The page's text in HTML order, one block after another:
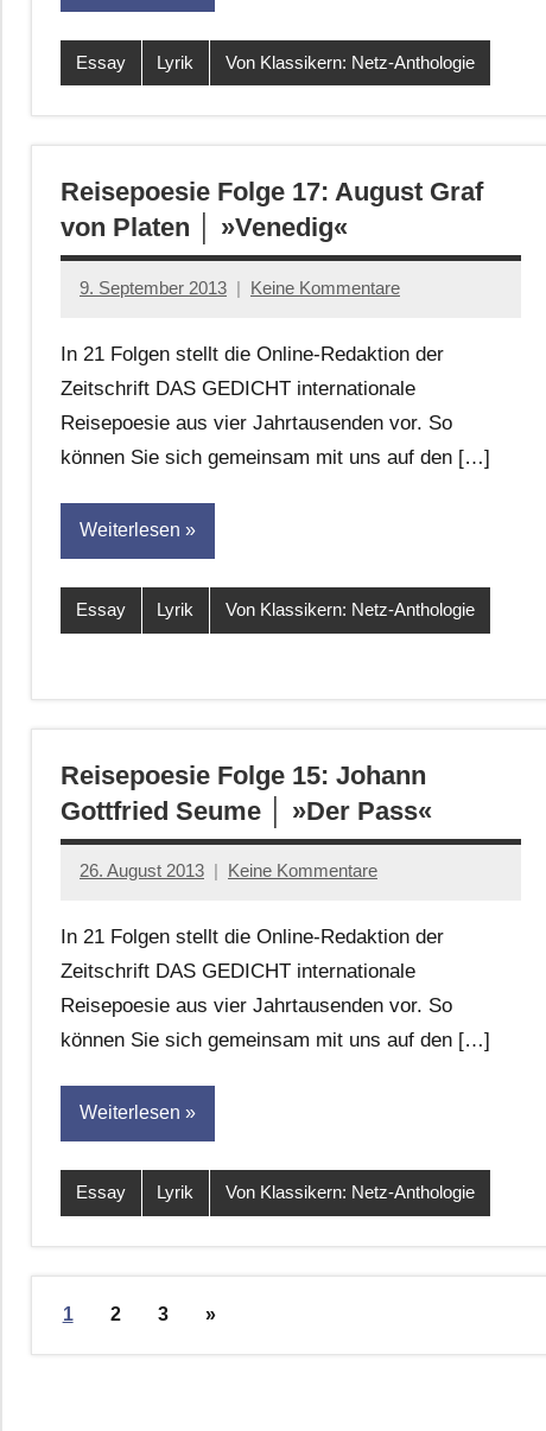
Essay Lyrik Von Klassikern: Netz-Anthologie
Reisepoesie Folge 17: August Graf
von Platen │ »Venedig«
9. September 2013
Anton
Leitner
Keine Kommentare
In 21 Folgen stellt die Online-Redaktion der
Zeitschrift DAS GEDICHT internationale
Reisepoesie aus vier Jahrtausenden vor. So
können Sie sich gemeinsam mit uns auf den […]
Weiterlesen
Essay Lyrik Von Klassikern: Netz-Anthologie
Reisepoesie Folge 15: Johann
Gottfried Seume │ »Der Pass«
26. August 2013
Anton
Leitner
Keine Kommentare
In 21 Folgen stellt die Online-Redaktion der
Zeitschrift DAS GEDICHT internationale
Reisepoesie aus vier Jahrtausenden vor. So
können Sie sich gemeinsam mit uns auf den […]
Weiterlesen
Essay Lyrik Von Klassikern: Netz-Anthologie
Seitennummerierung
Beiträge
1 2 3
Nächste
»